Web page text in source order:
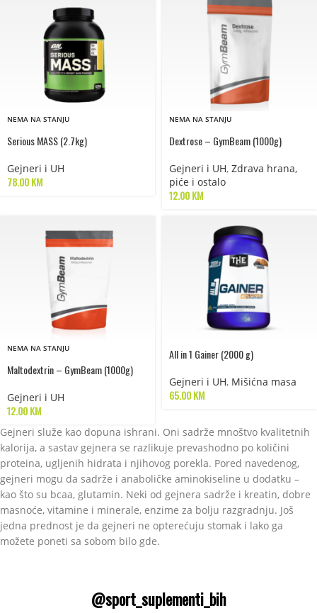
NEMA NA STANJU
Serious MASS (2.7kg)
Gejneri i UH
78.00KM
NEMA NA STANJU
Dextrose – GymBeam (1000g)
Gejneri i UH, Zdrava hrana,
piće i ostalo
12.00KM
NEMA NA STANJU
Maltodextrin – GymBeam (1000g)
Gejneri i UH
12.00KM
All in 1 Gainer (2000 g)
Gejneri i UH, Mišićna masa
65.00KM
Gejneri služe kao dopuna ishrani. Oni sadrže mnoštvo kvalitetnih
kalorija, a sastav gejnera se razlikuje prevashodno po količini
proteina, ugljenih hidrata i njihovog porekla. Pored navedenog,
gejneri mogu da sadrže i anaboličke aminokiseline u dodatku –
kao što su bcaa, glutamin. Neki od gejnera sadrže i kreatin, dobre
masnoće, vitamine i minerale, enzime za bolju razgradnju. Još
jedna prednost je da gejneri ne opterećuju stomak i lako ga
možete poneti sa sobom bilo gde.
@sport_suplementi_bih